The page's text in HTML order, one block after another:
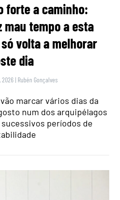
forte a caminho:
tempo a esta
volta a melhorar
dia
2026 | Rubén Gonçalves
marcar vários dias da
num dos arquipélagos
períodos de